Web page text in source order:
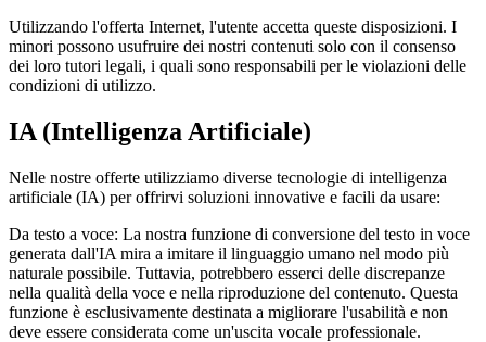
Utilizzando l'offerta Internet, l'utente accetta queste disposizioni. I
minori possono usufruire dei nostri contenuti solo con il consenso
dei loro tutori legali, i quali sono responsabili per le violazioni delle
condizioni di utilizzo.
IA (Intelligenza Artificiale)
Nelle nostre offerte utilizziamo diverse tecnologie di intelligenza
artificiale (IA) per offrirvi soluzioni innovative e facili da usare:
Da testo a voce: La nostra funzione di conversione del testo in voce
generata dall'IA mira a imitare il linguaggio umano nel modo più
naturale possibile. Tuttavia, potrebbero esserci delle discrepanze
nella qualità della voce e nella riproduzione del contenuto. Questa
funzione è esclusivamente destinata a migliorare l'usabilità e non
deve essere considerata come un'uscita vocale professionale.